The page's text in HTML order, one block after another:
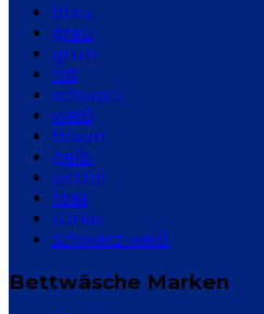
blau
grau
grün
rot
schwarz
weiß
braun
gelb
petrol
rosa
türkis
schwarz weiß
Bettwäsche Marken